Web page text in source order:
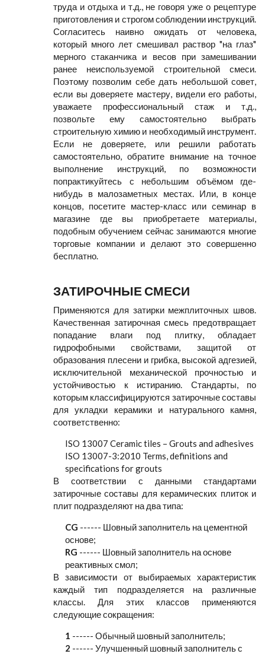
труда и отдыха и т.д., не говоря уже о рецептуре
приготовления и строгом соблюдении инструкций.
Согласитесь наивно ожидать от человека,
который много лет смешивал раствор "на глаз"
мерного стаканчика и весов при замешивании
ранее неиспользуемой строительной смеси.
Поэтому позволим себе дать небольшой совет,
если вы доверяете мастеру, видели его работы,
уважаете профессиональный стаж и т.д.,
позвольте ему самостоятельно выбрать
строительную химию и необходимый инструмент.
Если не доверяете, или решили работать
самостоятельно, обратите внимание на точное
выполнение инструкций, по возможности
попрактикуйтесь с небольшим объёмом где-
нибудь в малозаметных местах. Или, в конце
концов, посетите мастер-класс или семинар в
магазине где вы приобретаете материалы,
подобным обучением сейчас занимаются многие
торговые компании и делают это совершенно
бесплатно.
ЗАТИРОЧНЫЕ СМЕСИ
Применяются для затирки межплиточных швов.
Качественная затирочная смесь предотвращает
попадание влаги под плитку, обладает
гидрофобными свойствами, защитой от
образования плесени и грибка, высокой адгезией,
исключительной механической прочностью и
устойчивостью к истиранию. Стандарты, по
которым классифицируются затирочные составы
для укладки керамики и натурального камня,
соответственно:
ISO 13007 Ceramic tiles – Grouts and adhesives
ISO 13007-3:2010 Terms, definitions and
specifications for grouts
В соответствии с данными стандартами
затирочные составы для керамических плиток и
плит подразделяют на два типа:
CG ------ Шовный заполнитель на цементной
основе;
RG ------ Шовный заполнитель на основе
реактивных смол;
В зависимости от выбираемых характеристик
каждый тип подразделяется на различные
классы. Для этих классов применяются
следующие сокращения:
1 ------ Обычный шовный заполнитель;
2 ------ Улучшенный шовный заполнитель с